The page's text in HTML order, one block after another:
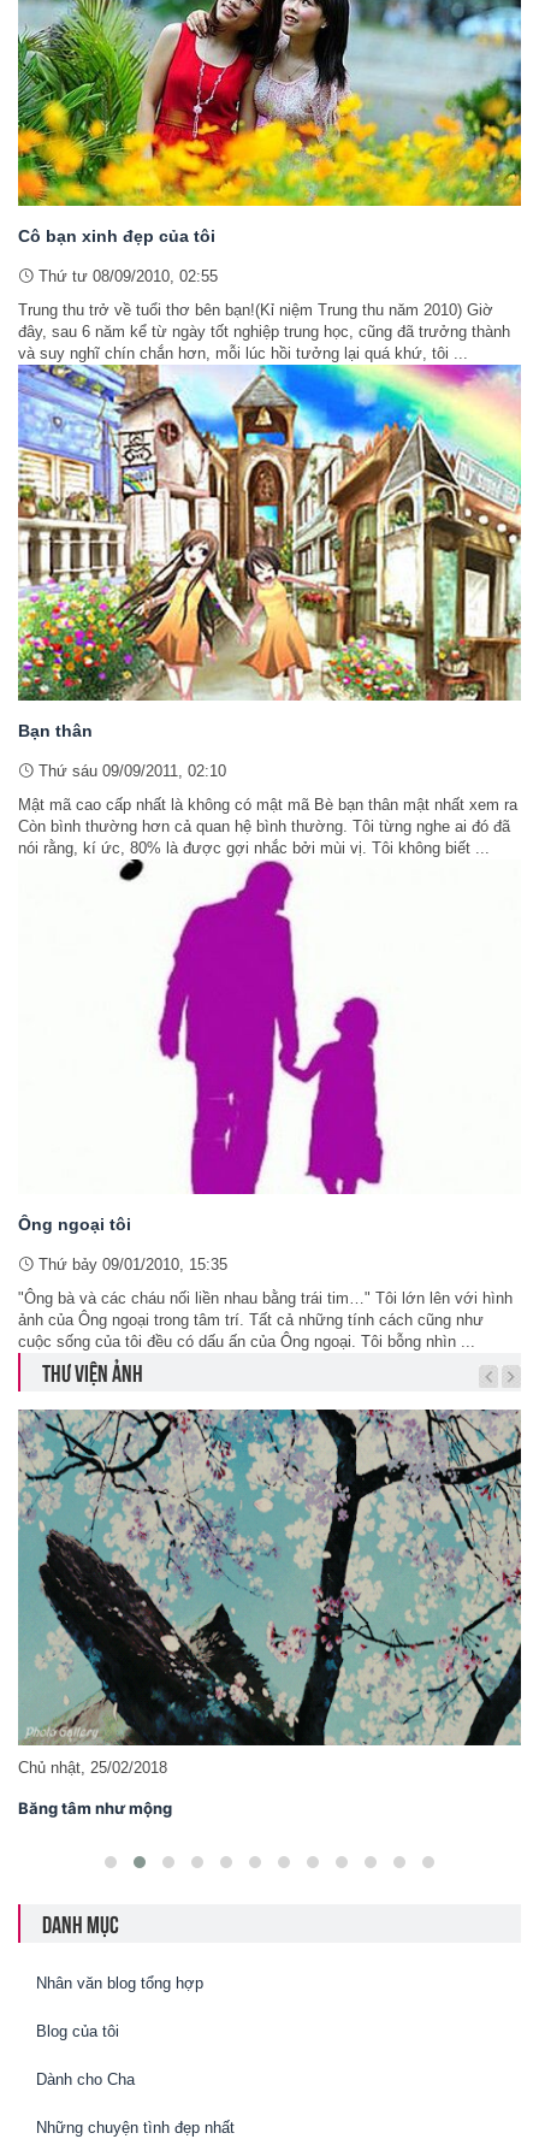
Cô bạn xinh đẹp của tôi
Thứ tư 08/09/2010, 02:55
Trung thu trở về tuổi thơ bên bạn!(Kỉ niệm Trung thu năm 2010) Giờ
đây, sau 6 năm kể từ ngày tốt nghiệp trung học, cũng đã trưởng thành
và suy nghĩ chín chắn hơn, mỗi lúc hồi tưởng lại quá khứ, tôi ...
Bạn thân
Thứ sáu 09/09/2011, 02:10
Mật mã cao cấp nhất là không có mật mã Bè bạn thân mật nhất xem ra
Còn bình thường hơn cả quan hệ bình thường. Tôi từng nghe ai đó đã
nói rằng, kí ức, 80% là được gợi nhắc bởi mùi vị. Tôi không biết ...
Ông ngoại tôi
Thứ bảy 09/01/2010, 15:35
"Ông bà và các cháu nối liền nhau bằng trái tim…" Tôi lớn lên với hình
ảnh của Ông ngoại trong tâm trí. Tất cả những tính cách cũng như
cuộc sống của tôi đều có dấu ấn của Ông ngoại. Tôi bỗng nhìn ...
THƯ VIỆN ẢNH
Chủ nhật, 25/02/2018
Băng tâm như mộng
DANH MỤC
Nhân văn blog tổng hợp
Blog của tôi
Dành cho Cha
Những chuyện tình đẹp nhất